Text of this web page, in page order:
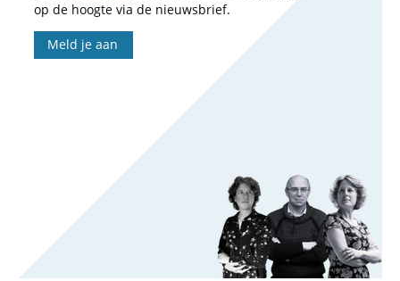
op de hoogte via de nieuwsbrief.
Meld je aan